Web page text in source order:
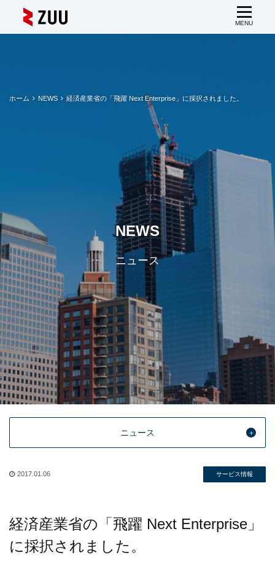
ホーム NEWS 経済産業省の「飛躍 Next Enterprise」に採択されました。
NEWS
ニュース
ニュース
2017.01.06 サービス情報
経済産業省の「飛躍 Next Enterprise」
に採択されました。